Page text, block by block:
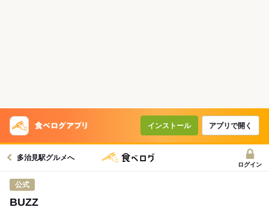
インストール アプリで開く
多治見駅グルメへ
ログイン
公式
BUZZ